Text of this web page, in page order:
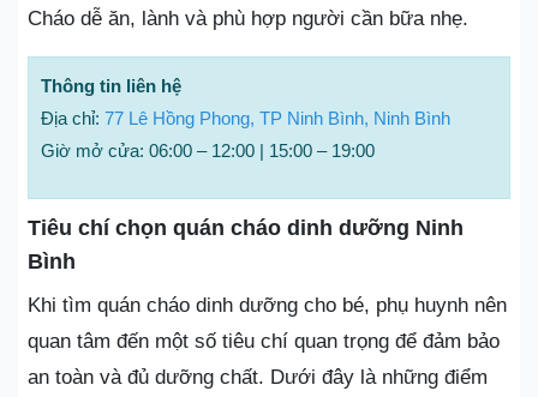
Cháo dễ ăn, lành và phù hợp người cần bữa nhẹ.
Thông tin liên hệ
Địa chỉ: 77 Lê Hồng Phong, TP Ninh Bình, Ninh Bình
Giờ mở cửa: 06:00 – 12:00 | 15:00 – 19:00
Tiêu chí chọn quán cháo dinh dưỡng Ninh
Bình
Khi tìm quán cháo dinh dưỡng cho bé, phụ huynh nên
quan tâm đến một số tiêu chí quan trọng để đảm bảo
an toàn và đủ dưỡng chất. Dưới đây là những điểm